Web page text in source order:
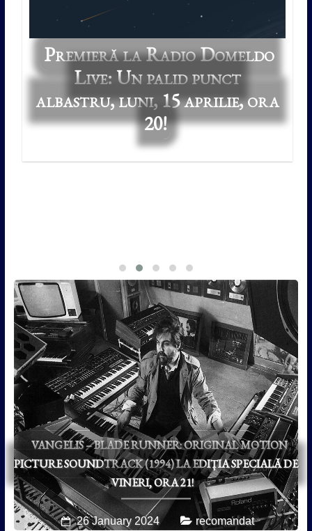
Premieră la Radio Domeldo
Live: Un palid punct
albastru, luni, 15 aprilie, ora
20!
VANGELIS – BLADE RUNNER: ORIGINAL MOTION
PICTURE SOUNDTRACK (1994) LA EDIȚIA SPECIALĂ DE
VINERI, ORA 21!
26 January 2024 recomandat